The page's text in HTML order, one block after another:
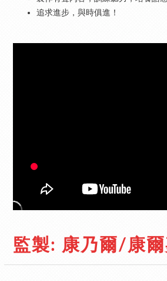
追求進步，與時俱進！
監製: 康乃爾/康